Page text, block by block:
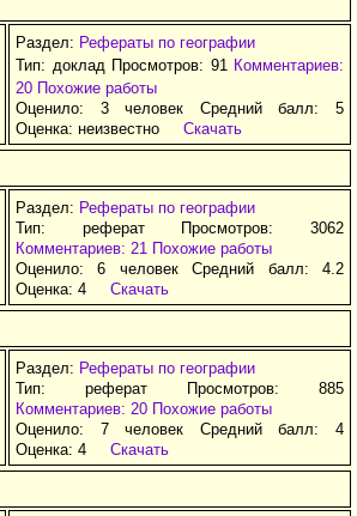
Раздел: Рефераты по географии
Тип: доклад Просмотров: 91 Комментариев:
20 Похожие работы
Оценило: 3 человек Средний балл: 5
Оценка: неизвестно Скачать
Раздел: Рефераты по географии
Тип: реферат Просмотров: 3062
Комментариев: 21 Похожие работы
Оценило: 6 человек Средний балл: 4.2
Оценка: 4 Скачать
Раздел: Рефераты по географии
Тип: реферат Просмотров: 885
Комментариев: 20 Похожие работы
Оценило: 7 человек Средний балл: 4
Оценка: 4 Скачать